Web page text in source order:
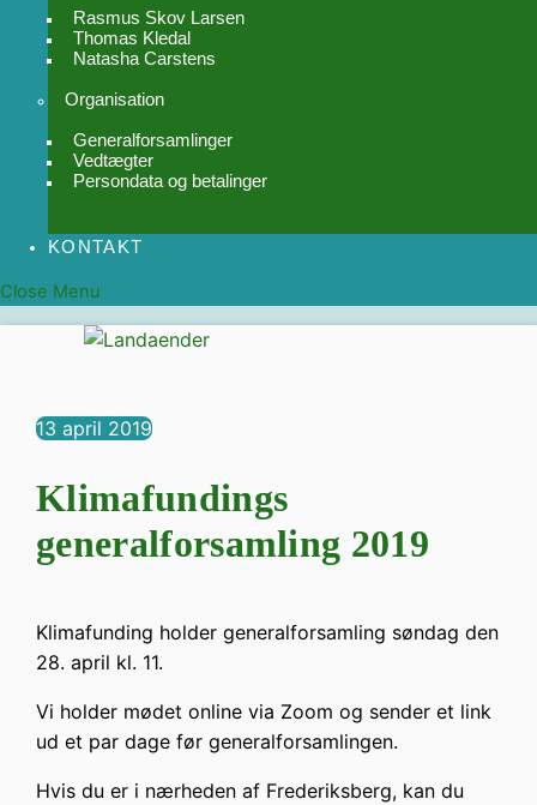
Rasmus Skov Larsen
Thomas Kledal
Natasha Carstens
Organisation
Generalforsamlinger
Vedtægter
Persondata og betalinger
KONTAKT
Close Menu
13 april 2019
Klimafundings
generalforsamling 2019
Klimafunding holder generalforsamling søndag den
28. april kl. 11.
Vi holder mødet online via Zoom og sender et link
ud et par dage før generalforsamlingen.
Hvis du er i nærheden af Frederiksberg, kan du